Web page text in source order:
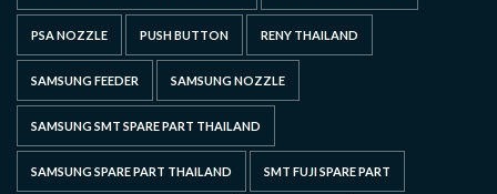
PSA NOZZLE PUSH BUTTON RENY THAILAND
SAMSUNG FEEDER SAMSUNG NOZZLE
SAMSUNG SMT SPARE PART THAILAND
SAMSUNG SPARE PART THAILAND SMT FUJI SPARE PART